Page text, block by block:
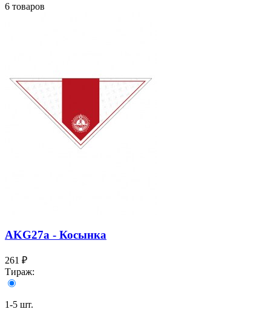
6 товаров
AKG27a - Косынка
261 ₽
Тираж:
1-5 шт.